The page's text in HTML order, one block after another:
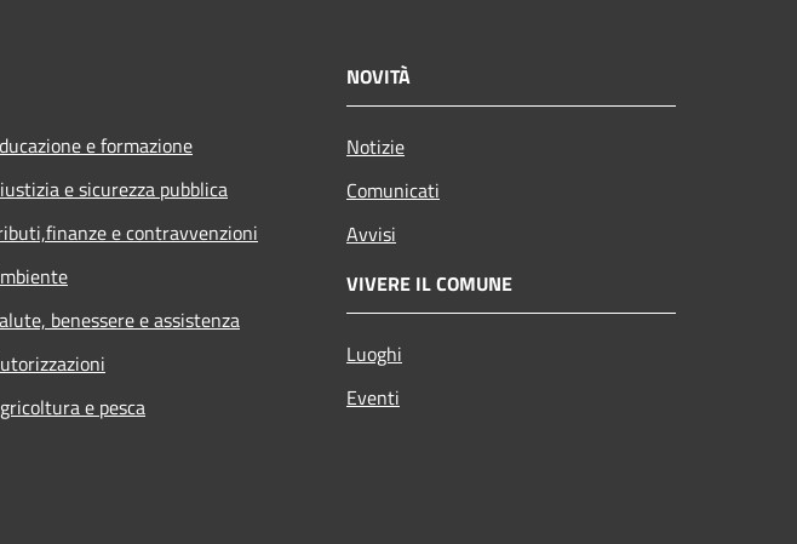
e formazione
e sicurezza pubblica
e contravvenzioni
benessere e assistenza
e pesca
NOVITÀ
Notizie
Comunicati
Avvisi
VIVERE IL COMUNE
Luoghi
Eventi